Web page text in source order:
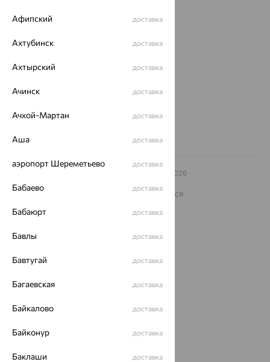
О нас
ул. Зегеля, 27/2
8 (800) 250-02-30
– 2026
Архив акций
На информационном ресурсе применяются
Афипский доставка
Ахтубинск доставка
Ахтырский доставка
Ачинск доставка
Ачхой-Мартан доставка
Аша доставка
аэропорт Шереметьево доставка
Бабаево доставка
Бабаюрт доставка
Бавлы доставка
Бавтугай доставка
Багаевская доставка
Байкалово доставка
Байконур доставка
Баклаши доставка